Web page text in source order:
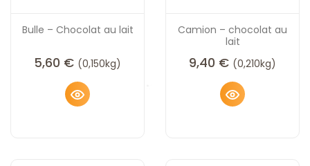
Bulle – Chocolat au lait
5,60 € (0,150kg)
Camion – chocolat au
lait
9,40 € (0,210kg)